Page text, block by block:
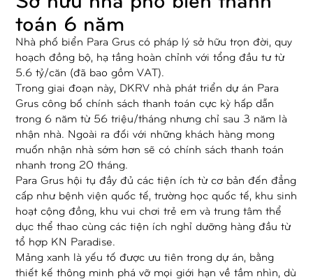
toán 6 năm
Nhà phố biển Para Grus có pháp lý sở hữu trọn đời, quy
hoạch đồng bộ, hạ tầng hoàn chỉnh với tổng đầu tư từ
5.6 tỷ/căn (đã bao gồm VAT).
Trong giai đoạn này, DKRV nhà phát triển dự án Para
Grus công bố chính sách thanh toán cực kỳ hấp dẫn
trong 6 năm từ 56 triệu/tháng nhưng chỉ sau 3 năm là
nhận nhà. Ngoài ra đối với những khách hàng mong
muốn nhận nhà sớm hơn sẽ có chính sách thanh toán
nhanh trong 20 tháng.
Para Grus hội tụ đầy đủ các tiện ích từ cơ bản đến đẳng
cấp như bệnh viện quốc tế, trường học quốc tế, khu sinh
hoạt cộng đồng, khu vui chơi trẻ em và trung tâm thể
dục thể thao cùng các tiện ích nghỉ dưỡng hàng đầu từ
tổ hợp KN Paradise.
Mảng xanh là yếu tố được ưu tiên trong dự án, bằng
thiết kế thông minh phá vỡ mọi giới hạn về tầm nhìn, dù